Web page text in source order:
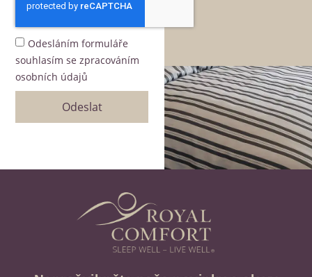
Odesláním formuláře
souhlasím se zpracováním
osobních údajů
Odeslat